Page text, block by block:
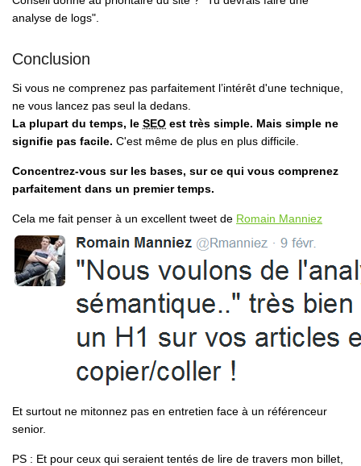
analyse de logs".
Conclusion
Si vous ne comprenez pas parfaitement l’intérêt d'une technique,
ne vous lancez pas seul la dedans.
La plupart du temps, le SEO est très simple. Mais simple ne
signifie pas facile. C'est même de plus en plus difficile.
Concentrez-vous sur les bases, sur ce qui vous comprenez
parfaitement dans un premier temps.
Cela me fait penser à un excellent tweet de Romain Manniez
Et surtout ne mitonnez pas en entretien face à un référenceur
senior.
PS : Et pour ceux qui seraient tentés de lire de travers mon billet,